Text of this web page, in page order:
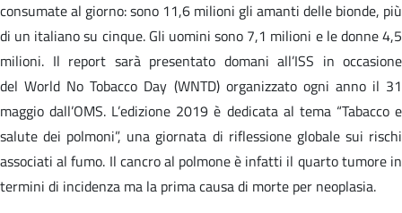
consumate al giorno: sono 11,6 milioni gli amanti delle bionde, più
di un italiano su cinque. Gli uomini sono 7,1 milioni e le donne 4,5
milioni. Il report sarà presentato domani all’ISS in occasione
del World No Tobacco Day (WNTD) organizzato ogni anno il 31
maggio dall’OMS. L’edizione 2019 è dedicata al tema “Tabacco e
salute dei polmoni”, una giornata di riflessione globale sui rischi
associati al fumo. Il cancro al polmone è infatti il quarto tumore in
termini di incidenza ma la prima causa di morte per neoplasia.